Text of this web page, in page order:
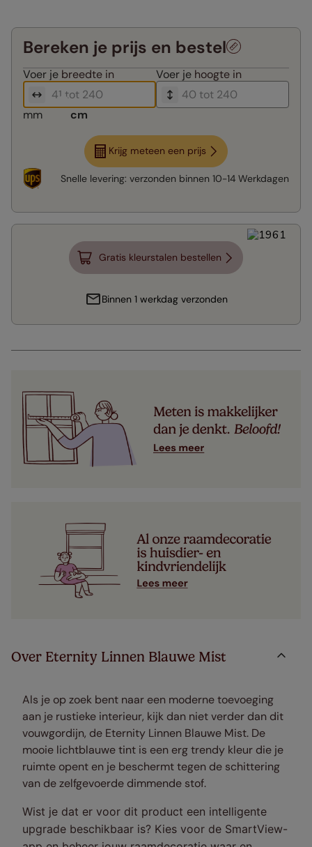
Bereken je prijs en bestel
Voer je breedte in Voer je hoogte in
mm cm
Krijg meteen een prijs
Snelle levering: verzonden binnen 10-14 Werkdagen
Gratis kleurstalen bestellen
Binnen 1 werkdag verzonden
Over Eternity Linnen Blauwe Mist
Als je op zoek bent naar een moderne toevoeging
aan je rustieke interieur, kijk dan niet verder dan dit
vouwgordijn, de Eternity Linnen Blauwe Mist. De
mooie lichtblauwe tint is een erg trendy kleur die je
ruimte opent en je beschermt tegen de schittering
van de zelfgevoerde dimmende stof.
Wist je dat er voor dit product een intelligente
upgrade beschikbaar is? Kies voor de SmartView-